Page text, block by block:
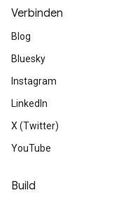
Verbinden
Blog
Bluesky
Instagram
LinkedIn
X (Twitter)
YouTube
Build